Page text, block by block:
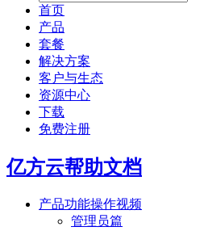
首页
产品
套餐
解决方案
客户与生态
资源中心
下载
免费注册
亿方云帮助文档
产品功能操作视频
管理员篇